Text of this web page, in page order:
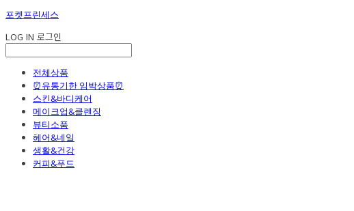
포켓프린세스
LOG IN 로그인
전체상품
⏰유통기한 임박상품⏰
스킨&바디케어
메이크업&클렌징
뷰티소품
헤어&네일
생활&건강
커피&푸드